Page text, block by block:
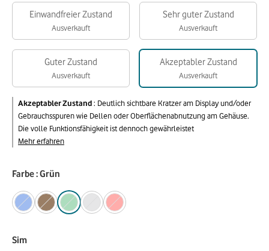
Einwandfreier Zustand
Ausverkauft
Sehr guter Zustand
Ausverkauft
Guter Zustand
Ausverkauft
Akzeptabler Zustand
Ausverkauft
Akzeptabler Zustand: Deutlich sichtbare Kratzer am Display und/oder
Gebrauchsspuren wie Dellen oder Oberflächenabnutzung am Gehäuse.
Die volle Funktionsfähigkeit ist dennoch gewährleistet
Mehr erfahren
Farbe : Grün
Sim